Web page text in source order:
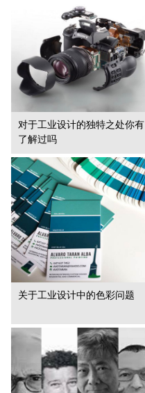
对于工业设计的独特之处你有
了解过吗
关于工业设计中的色彩问题